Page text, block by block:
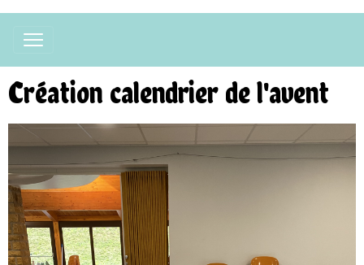
Création calendrier de l'avent